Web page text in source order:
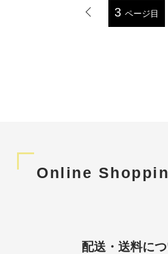
3 ページ目
Online
配送・送料に